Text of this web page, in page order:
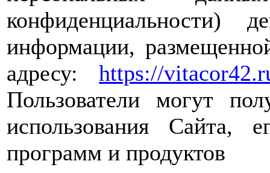
конфиденциальности)
информации,
адресу:https://
Пользователи могут
использования Сайта,
программ и продуктов